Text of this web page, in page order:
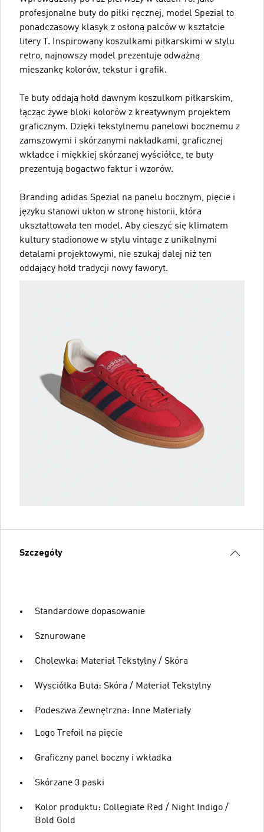
profesjonalne buty do piłki ręcznej, model Spezial to
ponadczasowy klasyk z osłoną palców w kształcie
litery T. Inspirowany koszulkami piłkarskimi w stylu
retro, najnowszy model prezentuje odważną
mieszankę kolorów, tekstur i grafik.
Te buty oddają hołd dawnym koszulkom piłkarskim,
łącząc żywe bloki kolorów z kreatywnym projektem
graficznym. Dzięki tekstylnemu panelowi bocznemu z
zamszowymi i skórzanymi nakładkami, graficznej
wkładce i miękkiej skórzanej wyściółce, te buty
prezentują bogactwo faktur i wzorów.
Branding adidas Spezial na panelu bocznym, pięcie i
języku stanowi ukłon w stronę historii, która
ukształtowała ten model. Aby cieszyć się klimatem
kultury stadionowe w stylu vintage z unikalnymi
detalami projektowymi, nie szukaj dalej niż ten
oddający hołd tradycji nowy faworyt.
Szczegóły
Standardowe dopasowanie
Sznurowane
Cholewka: Materiał Tekstylny / Skóra
Wysciółka Buta: Skóra / Materiał Tekstylny
Podeszwa Zewnętrzna: Inne Materiały
Logo Trefoil na pięcie
Graficzny panel boczny i wkładka
Skórzane 3 paski
Kolor produktu: Collegiate Red / Night Indigo /
Bold Gold